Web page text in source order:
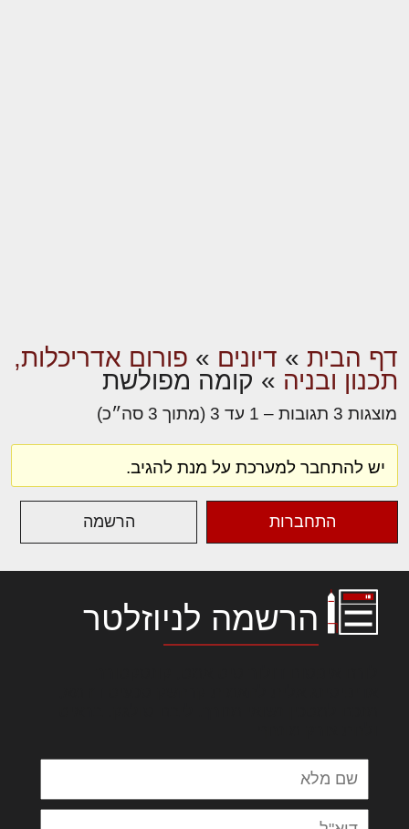
דף הבית » דיונים » פורום אדריכלות,
תכנון ובניה » קומה מפולשת
מוצגות 3 תגובות – 1 עד 3 (מתוך 3 סה״כ)
יש להתחבר למערכת על מנת להגיב.
התחברות הרשמה
הרשמה לניוזלטר